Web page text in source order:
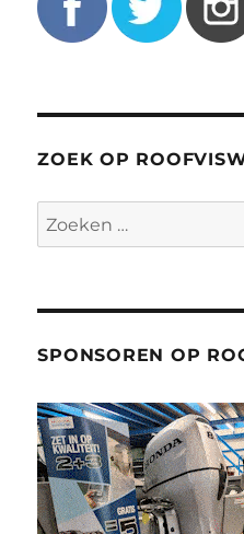
ZOEK OP
Zoeken
naar:
SPONSOREN OP